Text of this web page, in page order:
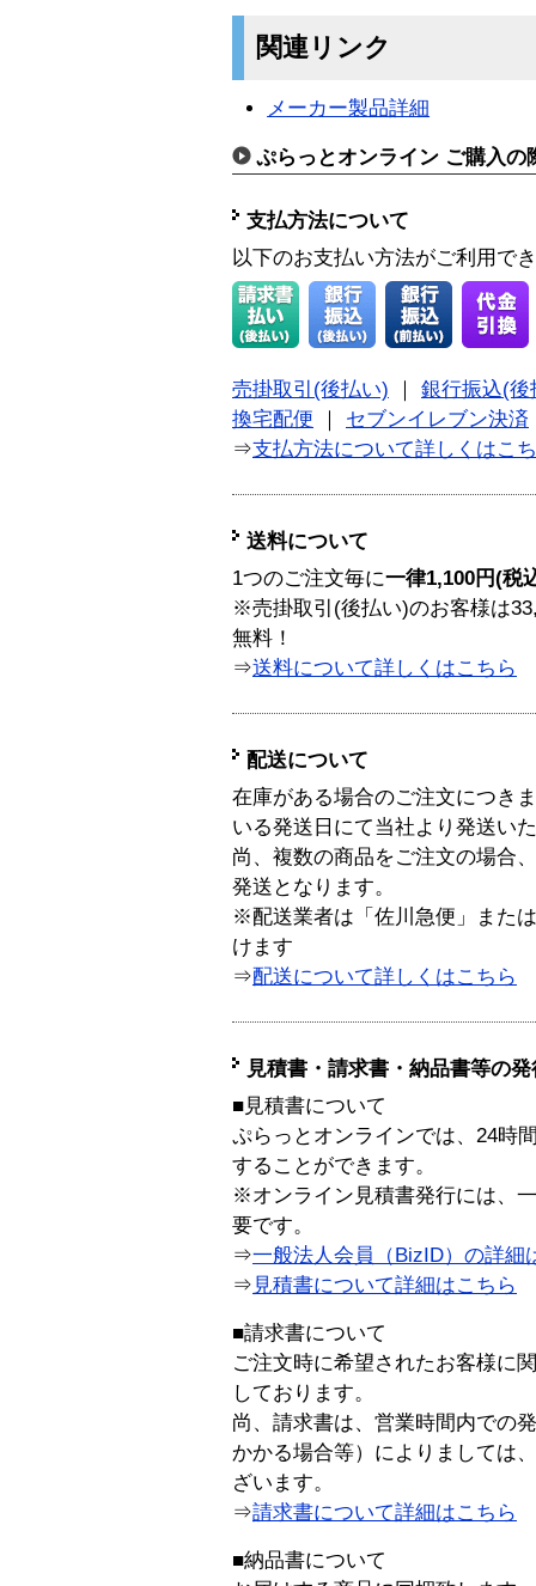
関連リンク
メーカー製品詳細
ぷらっとオンライン ご購入の
支払方法について
以下のお支払い方法がご利用で
売掛取引(後払い)
銀行振込(後
換宅配便
セブンイレブン決済
⇒支払方法について詳しくはこ
送料について
1つのご注文毎に一律1,100円(税
※売掛取引(後払い)のお客様は
無料！
⇒送料について詳しくはこちら
配送について
在庫がある場合のご注文につき
いる発送日にて当社より発送い
尚、複数の商品をご注文の場合
発送となります。
※配送業者は「佐川急便」また
けます
⇒配送について詳しくはこちら
見積書・請求書・納品書等の
■見積書について
ぷらっとオンラインでは、24時
することができます。
※オンライン見積書発行には、
要です。
⇒一般法人会員（BizID）の詳細
⇒ 見積書について詳細はこちら
■請求書について
ご注文時に希望されたお客様に
しております。
尚、請求書は、営業時間内での
かかる場合等）によりましては
ざいます。
⇒請求書について詳細はこちら
■納品書について